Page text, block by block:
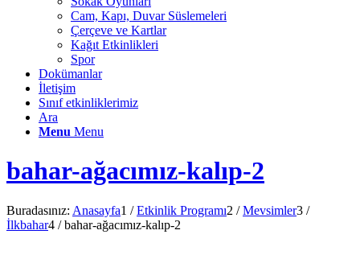
Cam, Kapı, Duvar Süslemeleri
Çerçeve ve Kartlar
Kağıt Etkinlikleri
Spor
Dokümanlar
İletişim
Sınıf etkinliklerimiz
Ara
Menu Menu
bahar-ağacımız-kalıp-2
Buradasınız: Anasayfa1 / Etkinlik Programı2 / Mevsimler3 /
İlkbahar4 / bahar-ağacımız-kalıp-2